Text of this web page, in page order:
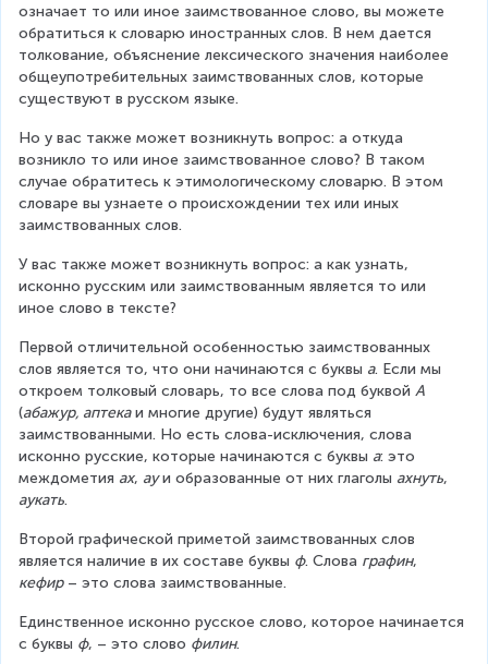
означает то или иное заимствованное слово, вы можете
обратиться к словарю иностранных слов. В нем дается
толкование, объяснение лексического значения наиболее
общеупотребительных заимствованных слов, которые
существуют в русском языке.
Но у вас также может возникнуть вопрос: а откуда
возникло то или иное заимствованное слово? В таком
случае обратитесь к этимологическому словарю. В этом
словаре вы узнаете о происхождении тех или иных
заимствованных слов.
У вас также может возникнуть вопрос: а как узнать,
исконно русским или заимствованным является то или
иное слово в тексте?
Первой отличительной особенностью заимствованных
слов является то, что они начинаются с буквы а. Если мы
откроем толковый словарь, то все слова под буквой А
(абажур, аптека и многие другие) будут являться
заимствованными. Но есть слова-исключения, слова
исконно русские, которые начинаются с буквы а: это
междометия ах, ау и образованные от них глаголы ахнуть,
аукать.
Второй графической приметой заимствованных слов
является наличие в их составе буквы ф. Слова графин,
кефир – это слова заимствованные.
Единственное исконно русское слово, которое начинается
с буквы ф, – это слово филин.